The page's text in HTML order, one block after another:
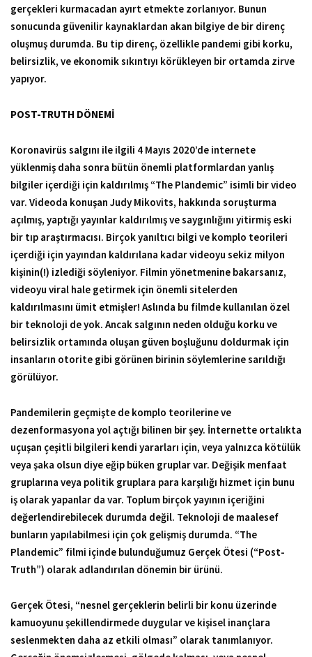
gerçekleri kurmacadan ayırt etmekte zorlanıyor. Bunun
sonucunda güvenilir kaynaklardan akan bilgiye de bir direnç
oluşmuş durumda. Bu tip direnç, özellikle pandemi gibi korku,
belirsizlik, ve ekonomik sıkıntıyı körükleyen bir ortamda zirve
yapıyor.
POST-TRUTH DÖNEMİ
Koronavirüs salgını ile ilgili 4 Mayıs 2020’de internete
yüklenmiş daha sonra bütün önemli platformlardan yanlış
bilgiler içerdiği için kaldırılmış “The Plandemic” isimli bir video
var. Videoda konuşan Judy Mikovits, hakkında soruşturma
açılmış, yaptığı yayınlar kaldırılmış ve saygınlığını yitirmiş eski
bir tıp araştırmacısı. Birçok yanıltıcı bilgi ve komplo teorileri
içerdiği için yayından kaldırılana kadar videoyu sekiz milyon
kişinin(!) izlediği söyleniyor. Filmin yönetmenine bakarsanız,
videoyu viral hale getirmek için önemli sitelerden
kaldırılmasını ümit etmişler! Aslında bu filmde kullanılan özel
bir teknoloji de yok. Ancak salgının neden olduğu korku ve
belirsizlik ortamında oluşan güven boşluğunu doldurmak için
insanların otorite gibi görünen birinin söylemlerine sarıldığı
görülüyor.
Pandemilerin geçmişte de komplo teorilerine ve
dezenformasyona yol açtığı bilinen bir şey. İnternette ortalıkta
uçuşan çeşitli bilgileri kendi yararları için, veya yalnızca kötülük
veya şaka olsun diye eğip büken gruplar var. Değişik menfaat
gruplarına veya politik gruplara para karşılığı hizmet için bunu
iş olarak yapanlar da var. Toplum birçok yayının içeriğini
değerlendirebilecek durumda değil. Teknoloji de maalesef
bunların yapılabilmesi için çok gelişmiş durumda. “The
Plandemic” filmi içinde bulunduğumuz Gerçek Ötesi (“Post-
Truth”) olarak adlandırılan dönemin bir ürünü.
Gerçek Ötesi, “nesnel gerçeklerin belirli bir konu üzerinde
kamuoyunu şekillendirmede duygular ve kişisel inançlara
seslenmekten daha az etkili olması” olarak tanımlanıyor.